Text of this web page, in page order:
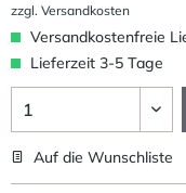
zzgl. Versandkosten
Versandkostenfreie
Lieferzeit 3-5 Tage
Auf die Wunschliste